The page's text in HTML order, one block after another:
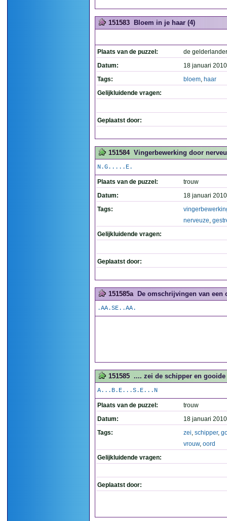
151583 Bloem in je haar (4)
Plaats van de puzzel:
de gelderlander
Datum:
18 januari
Tags:
bloem, haar
Gelijkluidende vragen:
Geplaatst door:
151584 Vingerbewerking door
N.G.....E.
Plaats van de puzzel:
trouw
Datum:
18 januari
Tags:
nerveuze,
Gelijkluidende vragen:
Geplaatst door:
151585a De omschrijvingen van een
.AA.SE..AA.
151585 .... zei de schipper en
A...B.E...S.E...N
Plaats van de puzzel:
trouw
Datum:
18 januari
Tags:
zei, schipper,
vrouw, oord
Gelijkluidende vragen:
Geplaatst door: